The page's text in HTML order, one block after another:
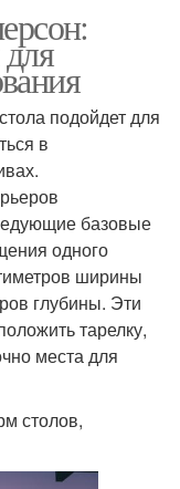
подойдет для
в
базовые
одного
ширины
глубины. Эти
тарелку,
места для
столов,